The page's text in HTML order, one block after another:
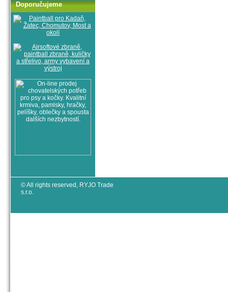
Doporučujeme
© All rights reserved, RYJO Trade
s.r.o.